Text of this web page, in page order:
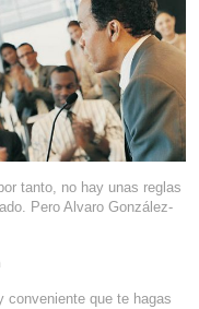
tanto, no hay unas reglas
Pero Alvaro González-
conveniente que te hagas